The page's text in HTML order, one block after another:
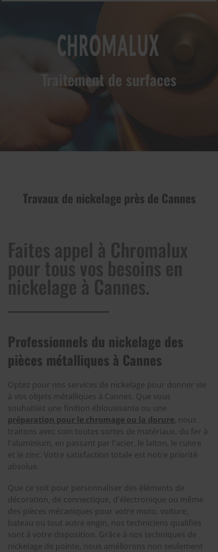
Traitement de surfaces
Travaux de nickelage près de Cannes
Faites appel à Chromalux
pour tous vos besoins en
nickelage à Cannes.
Professionnels du nickelage des
pièces métalliques à Cannes
Optez pour nos services de nickelage pour donner vie
à vos objets métalliques à Cannes. Que vous
souhaitiez une finition éblouissante ou une
préparation pour le chromage ou la dorure, nous
traitons avec soin toutes sortes de matériaux, du fer à
l'aluminium, en passant par l'acier, le laiton, le cuivre
et le zinc. Votre satisfaction totale est notre priorité
absolue.
Que ce soit pour personnaliser des éléments de
décoration, de connectique, d'électronique ou même
des pièces mécaniques pour votre moto, voiture,
bateau ou tout autre engin, nos techniciens qualifiés
sont à votre disposition. Grâce à nos techniques de
nickelage de pointe, nous améliorons non seulement